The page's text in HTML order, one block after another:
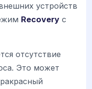
устройств
Recovery с
отсутствие
Это может